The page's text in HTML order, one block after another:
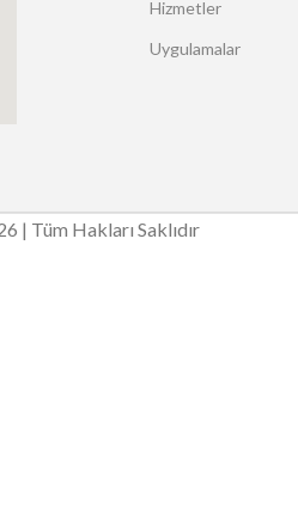
Hizmetler
Uygulamalar
| Tüm Hakları Saklıdır